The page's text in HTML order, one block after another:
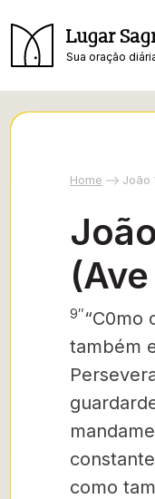
Lugar
Sua oração
Home João
9″“C0mo
também
como